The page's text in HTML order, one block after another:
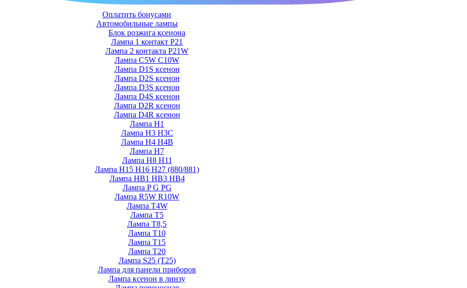
Оплатить бонусами
Автомобильные лампы
Блок розжига ксенона
Лампа 1 контакт P21
Лампа 2 контакта P21W
Лампа C5W C10W
Лампа D1S ксенон
Лампа D2S ксенон
Лампа D3S ксенон
Лампа D4S ксенон
Лампа D2R ксенон
Лампа D4R ксенон
Лампа H1
Лампа H3 H3C
Лампа H4 H4B
Лампа H7
Лампа H8 H11
Лампа H15 H16 H27 (880/881)
Лампа HB1 HB3 HB4
Лампа P G PG
Лампа R5W R10W
Лампа T4W
Лампа T5
Лампа T8,5
Лампа T10
Лампа T15
Лампа T20
Лампа S25 (T25)
Лампа для панели приборов
Лампа ксенон в линзу